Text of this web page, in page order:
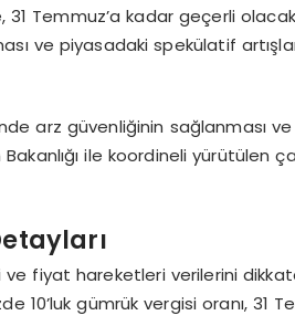
Temmuz’a kadar geçerli
ve piyasadaki spekülatif
arz güvenliğinin sağlanması ve
ile koordineli yürütülen
fiyat hareketleri verilerini
gümrük vergisi oranı, 31